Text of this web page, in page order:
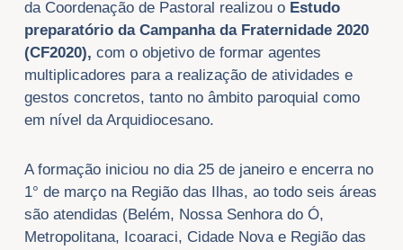
da Coordenação de Pastoral realizou oEstudo
preparatório da Campanha da Fraternidade 2020
(CF2020), com o objetivo de formar agentes
multiplicadores para a realização de atividades e
gestos concretos, tanto no âmbito paroquial como
em nível da Arquidiocesano.
A formação iniciou no dia 25 de janeiro e encerra no
1° de março na Região das Ilhas, ao todo seis áreas
são atendidas (Belém, Nossa Senhora do Ó,
Metropolitana, Icoaraci, Cidade Nova e Região das